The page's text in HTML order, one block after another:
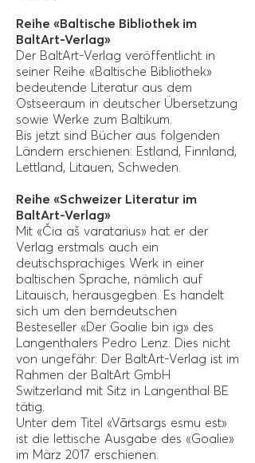
Reihe «Baltische Bibliothek im
BaltArt-Verlag»
Der BaltArt-Verlag veröffentlicht in
seiner Reihe «Baltische Bibliothek»
bedeutende Literatur aus dem
Ostseeraum in deutscher Übersetzung
sowie Werke zum Baltikum.
Bis jetzt sind Bücher aus folgenden
Ländern erschienen: Estland, Finnland,
Lettland, Litauen, Schweden.
Reihe «Schweizer Literatur im
BaltArt-Verlag»
Mit «Čia aš varatarius» hat er der
Verlag erstmals auch ein
deutschsprachiges Werk in einer
baltischen Sprache, nämlich auf
Litauisch, herausgegben. Es handelt
sich um den berndeutschen
Besteseller «Der Goalie bin ig» des
Langenthalers Pedro Lenz. Dies nicht
von ungefähr: Der BaltArt-Verlag ist im
Rahmen der BaltArt GmbH
Switzerland mit Sitz in Langenthal BE
tätig.
Unter dem Titel «Vārtsargs esmu est»
ist die lettische Ausgabe des «Goalie»
im März 2017 erschienen.